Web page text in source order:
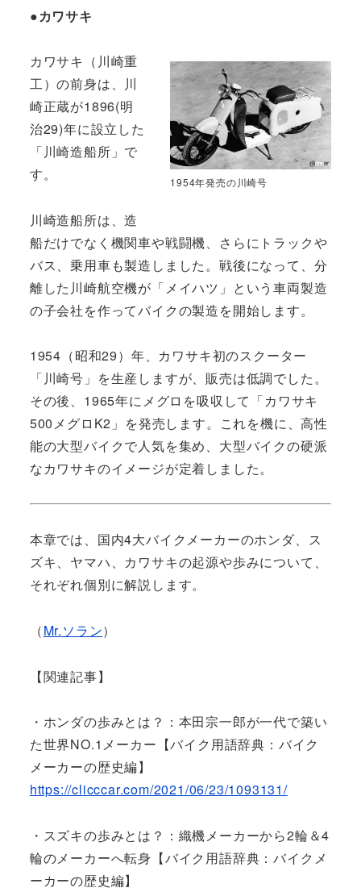
●カワサキ
1954年発売の川崎号
カワサキ（川崎重
工）の前身は、川
崎正蔵が1896(明
治29)年に設立した
「川崎造船所」で
す。
川崎造船所は、造
船だけでなく機関車や戦闘機、さらにトラックや
バス、乗用車も製造しました。戦後になって、分
離した川崎航空機が「メイハツ」という車両製造
の子会社を作ってバイクの製造を開始します。
1954（昭和29）年、カワサキ初のスクーター
「川崎号」を生産しますが、販売は低調でした。
その後、1965年にメグロを吸収して「カワサキ
500メグロK2」を発売します。これを機に、高性
能の大型バイクで人気を集め、大型バイクの硬派
なカワサキのイメージが定着しました。
本章では、国内4大バイクメーカーのホンダ、ス
ズキ、ヤマハ、カワサキの起源や歩みについて、
それぞれ個別に解説します。
（Mr.ソラン）
【関連記事】
・ホンダの歩みとは？：本田宗一郎が一代で築い
た世界NO.1メーカー【バイク用語辞典：バイク
メーカーの歴史編】
https://clicccar.com/2021/06/23/1093131/
・スズキの歩みとは？：織機メーカーから2輪＆4
輪のメーカーへ転身【バイク用語辞典：バイクメ
ーカーの歴史編】